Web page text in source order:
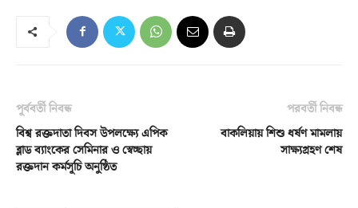
পূর্ববর্তী নিবন্ধ
বিশ্ব রক্তদাতা দিবস উপলক্ষ্যে এপিক
ব্লাড ব্যাংকের সেমিনার ও স্বেচ্ছায়
রক্তদান কর্মসূচি অনুষ্ঠিত
পরবর্তী নিবন্ধ
বাকলিয়ায় শিশু ধর্ষণ মামলায়
সাক্ষ্যগ্রহণ শেষ